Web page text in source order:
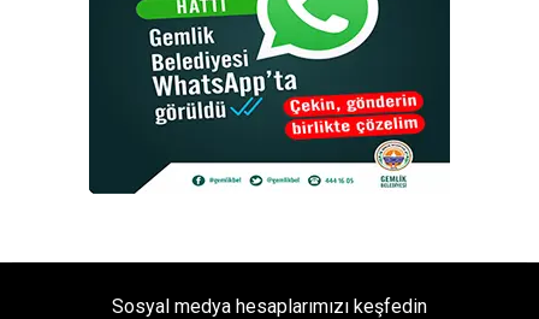
Sosyal medya hesaplarımızı keşfedin